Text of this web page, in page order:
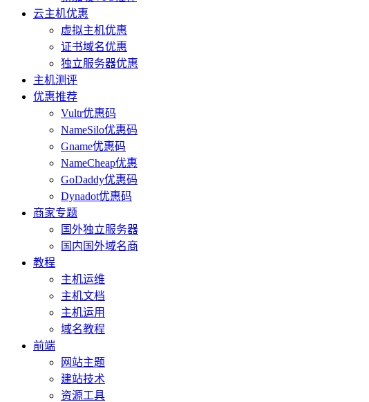
云主机优惠
虚拟主机优惠
证书域名优惠
独立服务器优惠
主机测评
优惠推荐
Vultr优惠码
NameSilo优惠码
Gname优惠码
NameCheap优惠
GoDaddy优惠码
Dynadot优惠码
商家专题
国外独立服务器
国内国外域名商
教程
主机运维
主机文档
主机运用
域名教程
前端
网站主题
建站技术
资源工具